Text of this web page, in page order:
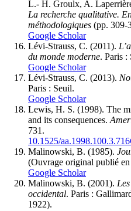
L.- H. Groulx, A.
La recherche qualitative.
méthodologiques (pp. 309-
Google Scholar
Lévi-Strauss, C. (2011).
du monde moderne. Paris :
Google Scholar
Lévi-Strauss, C. (2013).
Paris : Seuil.
Google Scholar
Lewis, H. S. (1998). The
and its consequences.
731.
10.1525/aa.1998.100.3.716
Malinowski, B. (1985).
(Ouvrage original publié
Google Scholar
Malinowski, B. (2001).
occidental. Paris :
1922).